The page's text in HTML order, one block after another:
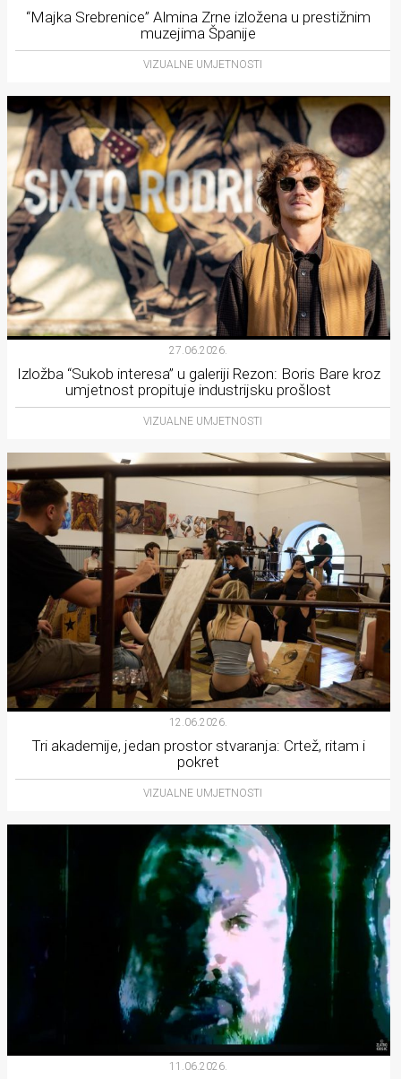
“Majka Srebrenice” Almina Zrne izložena u prestižnim
muzejima Španije
VIZUALNE UMJETNOSTI
27.06.2026.
Izložba “Sukob interesa” u galeriji Rezon: Boris Bare kroz
umjetnost propituje industrijsku prošlost
VIZUALNE UMJETNOSTI
12.06.2026.
Tri akademije, jedan prostor stvaranja: Crtež, ritam i
pokret
VIZUALNE UMJETNOSTI
11.06.2026.